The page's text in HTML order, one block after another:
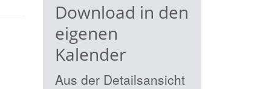
Download in den
eigenen
Kalender
Aus der Detailsansicht